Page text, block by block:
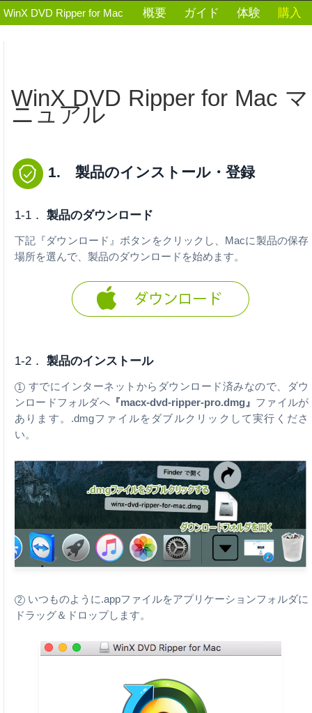
WinX DVD Ripper for Mac 概要 ガイド 体験 購入
WinX DVD Ripper for Mac マ
ニュアル
1. 製品のインストール・登録
1-1． 製品のダウンロード
下記『ダウンロード』ボタンをクリックし、Macに製品の保存
場所を選んで、製品のダウンロードを始めます。
1-2． 製品のインストール
1
すでにインターネットからダウンロード済みなので、ダウ
ンロードフォルダへ『macx-dvd-ripper-pro.dmg』 ファイルが
あります。.dmgファイルをダブルクリックして実行くださ
い。
2
いつものように.appファイルをアプリケーションフォルダに
ドラッグ＆ドロップします。